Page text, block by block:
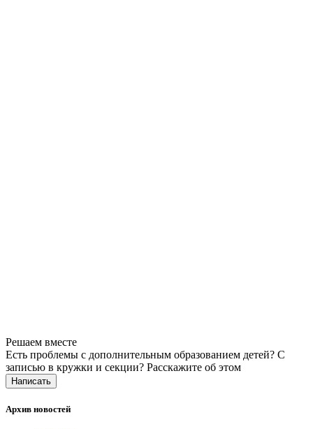
Решаем вместе
Есть проблемы с дополнительным образованием детей? С
записью в кружки и секции? Расскажите об этом
Написать
Архив новостей